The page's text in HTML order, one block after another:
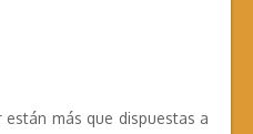
más que dispuestas a